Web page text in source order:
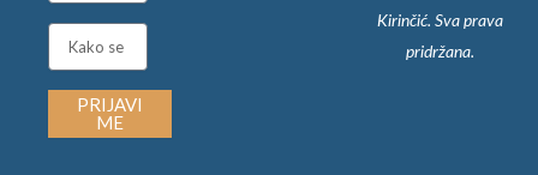
Name
PRIJAVI
ME
Kirinčić. Sva prava
pridržana.